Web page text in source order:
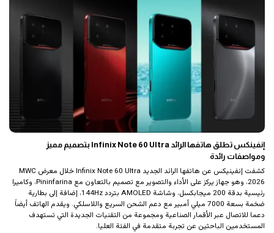
إنفينكس تطلق هاتفها الرائد Infinix Note 60 Ultra بتصميم مميز
ومواصفات رائدة
كشفت إنفينيكس عن هاتفها الرائد الجديد Infinix Note 60 Ultra خلال معرض MWC
2026، وهو جهاز يركز على الأداء والتصوير مع تصميم بالتعاون مع Pininfarina، وكاميرا
رئيسية بدقة 200 ميجابكسل، وشاشة AMOLED بتردد 144Hz، إضافة إلى بطارية
ضخمة بسعة 7000 ميلي أمبير مع دعم الشحن السريع واللاسلكي. ويقدم الهاتف أيضاً
دعما للاتصال عبر الأقمار الصناعية ومجموعة من التقنيات الجديدة التي تستهدف
المستخدمين الباحثين عن تجربة متقدمة في الفئة العليا.